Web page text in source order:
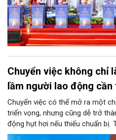
Chuyển việc không chỉ
lầm người lao động cần
Chuyển việc có thể mở ra một
triển vọng, nhưng cũng dễ trở
động hụt hơi nếu thiếu chuẩn bị.
kế hoạch, quá coi trọng mức